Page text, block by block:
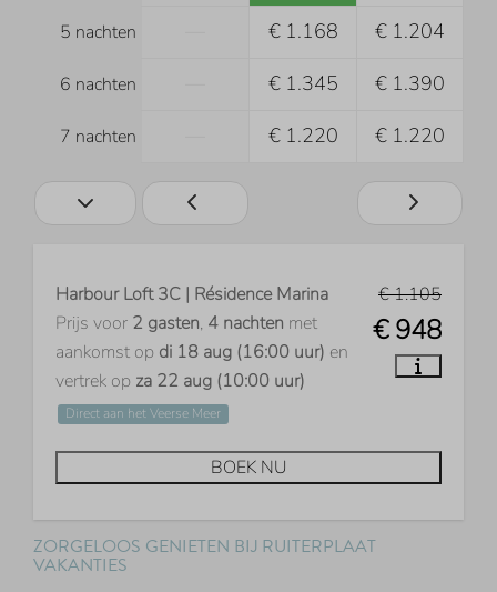
5 nachten € 1.168 € 1.204
6 nachten € 1.345 € 1.390
7 nachten € 1.220 € 1.220
€ 1.105
€ 948
Harbour Loft 3C | Résidence Marina
Prijs voor 2 gasten, 4 nachten met
aankomst op di 18 aug (16:00 uur) en
vertrek op za 22 aug (10:00 uur)
Direct aan het Veerse Meer
BOEK NU
ZORGELOOS GENIETEN BIJ RUITERPLAAT
VAKANTIES